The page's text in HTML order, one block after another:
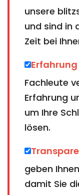
unsere
und sind in
Zeit bei
Fachleute
Erfahrung
um Ihre
lösen.
geben
damit Sie